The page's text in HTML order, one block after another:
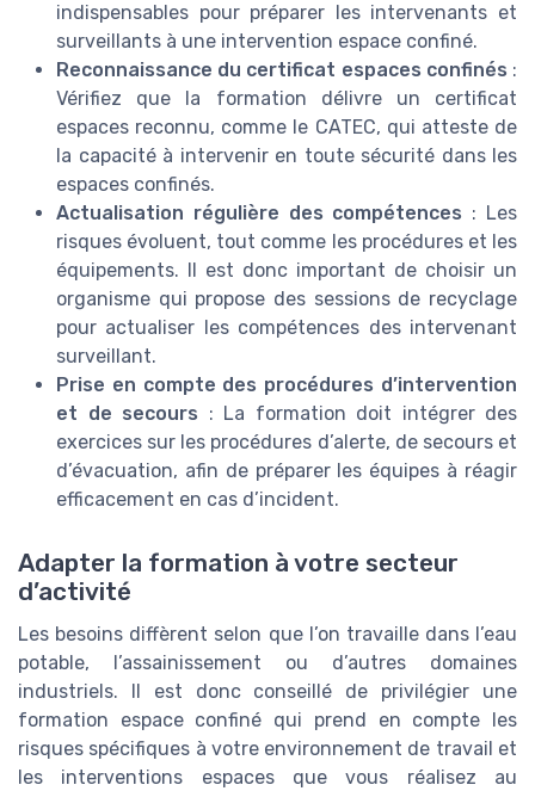
indispensables pour préparer les intervenants et
surveillants à une intervention espace confiné.
Reconnaissance du certificat espaces confinés :
Vérifiez que la formation délivre un certificat
espaces reconnu, comme le CATEC, qui atteste de
la capacité à intervenir en toute sécurité dans les
espaces confinés.
Actualisation régulière des compétences : Les
risques évoluent, tout comme les procédures et les
équipements. Il est donc important de choisir un
organisme qui propose des sessions de recyclage
pour actualiser les compétences des intervenant
surveillant.
Prise en compte des procédures d’intervention
et de secours : La formation doit intégrer des
exercices sur les procédures d’alerte, de secours et
d’évacuation, afin de préparer les équipes à réagir
efficacement en cas d’incident.
Adapter la formation à votre secteur
d’activité
Les besoins diffèrent selon que l’on travaille dans l’eau
potable, l’assainissement ou d’autres domaines
industriels. Il est donc conseillé de privilégier une
formation espace confiné qui prend en compte les
risques spécifiques à votre environnement de travail et
les interventions espaces que vous réalisez au